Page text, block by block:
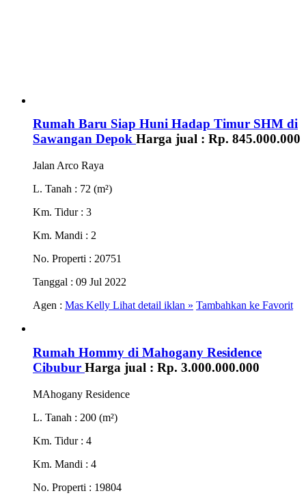
Rumah Baru Siap Huni Hadap Timur SHM di
Sawangan Depok Harga jual : Rp. 845.000.000
Jalan Arco Raya
L. Tanah : 72 (m²)
Km. Tidur : 3
Km. Mandi : 2
No. Properti : 20751
Tanggal : 09 Jul 2022
Agen : Mas Kelly Lihat detail iklan » Tambahkan ke Favorit
Rumah Hommy di Mahogany Residence
Cibubur Harga jual : Rp. 3.000.000.000
MAhogany Residence
L. Tanah : 200 (m²)
Km. Tidur : 4
Km. Mandi : 4
No. Properti : 19804